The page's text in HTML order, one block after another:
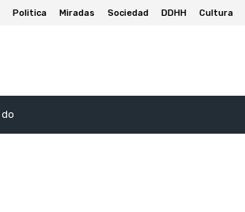
Politica Miradas Sociedad DDHH Cultura